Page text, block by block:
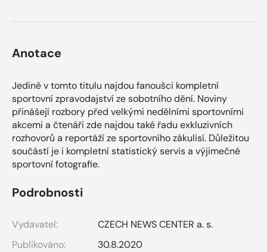
Anotace
Jedině v tomto titulu najdou fanoušci kompletní
sportovní zpravodajství ze sobotního dění. Noviny
přinášejí rozbory před velkými nedělními sportovními
akcemi a čtenáři zde najdou také řadu exkluzivních
rozhovorů a reportáží ze sportovního zákulisí. Důležitou
součástí je i kompletní statistický servis a výjimečné
sportovní fotografie.
Podrobnosti
Vydavatel:
CZECH NEWS CENTER a. s.
Publikováno:
30.8.2020